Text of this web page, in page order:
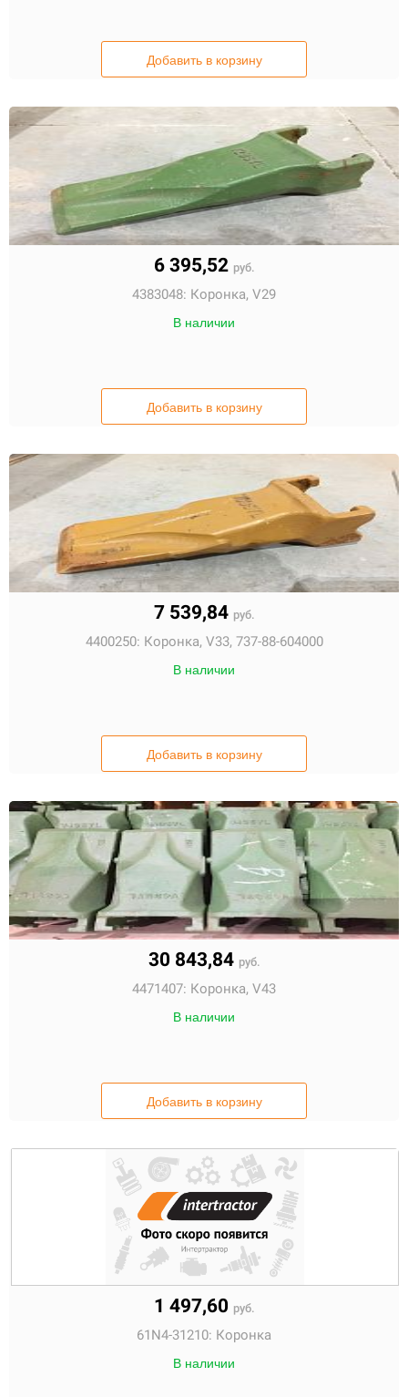
Добавить в корзину
6 395,52 руб.
4383048: Коронка, V29
В наличии
Добавить в корзину
7 539,84 руб.
4400250: Коронка, V33, 737-88-604000
В наличии
Добавить в корзину
30 843,84 руб.
4471407: Коронка, V43
В наличии
Добавить в корзину
1 497,60 руб.
61N4-31210: Коронка
В наличии